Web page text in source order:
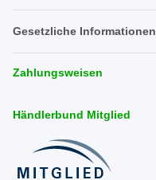
Gesetzliche Informationen
Zahlungsweisen
Händlerbund Mitglied